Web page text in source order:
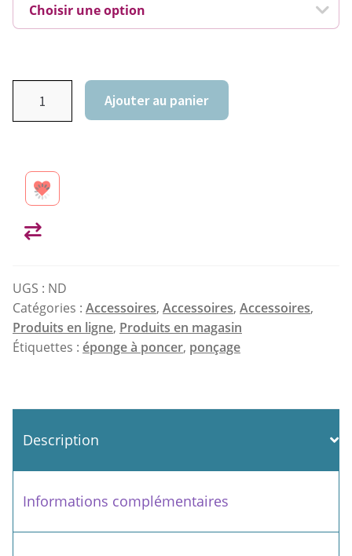
Choisir une option
encrassement
pour
cale
72x123mm
OUTIL
PARFAIT
Ajouter au panier
Ajou
ter à
la
Comp
arer
UGS : ND
Catégories : Accessoires, Accessoires, Accessoires,
Produits en ligne, Produits en magasin
Étiquettes : éponge à poncer, ponçage
Description
Informations complémentaires